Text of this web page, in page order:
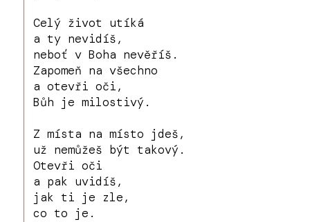
Celý život utíká
a ty nevidíš,
neboť v Boha nevěříš.
Zapomeň na všechno
a otevři oči,
Bůh je milostivý.
Z místa na místo jdeš,
už nemůžeš být takový.
Otevři oči
a pak uvidíš,
jak ti je zle,
co to je.